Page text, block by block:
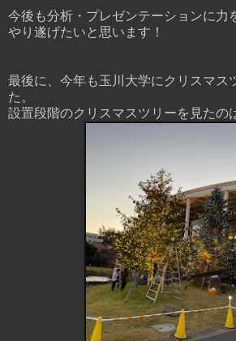
今後も分析・プレゼンテーションに力
やり遂げたいと思います！
最後に、今年も玉川大学にクリスマス
た。
設置段階のクリスマスツリーを見たの